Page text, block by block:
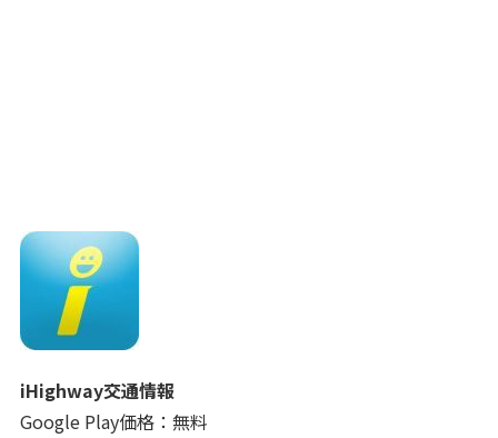
iHighway交通情報
Google Play価格：無料